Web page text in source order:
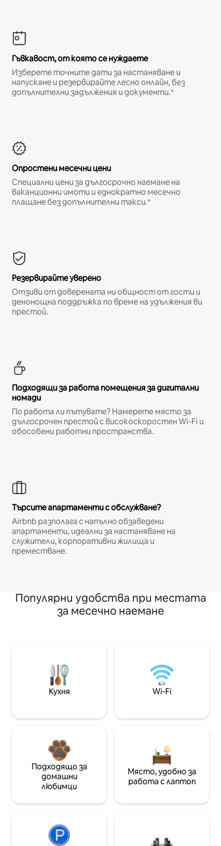
Гъвкавост, от която се нуждаете
Изберете точните дати за настаняване и
напускане и резервирайте лесно онлайн, без
допълнителни задължения и документи.*
Опростени месечни цени
Специални цени за дългосрочно наемане на
ваканционни имоти и еднократно месечно
плащане без допълнителни такси.*
Резервирайте уверено
Отзиви от доверената ни общност от гости и
денонощна поддръжка по време на удължения ви
престой.
Подходящи за работа помещения за дигитални
номади
По работа ли пътувате? Намерете място за
дългосрочен престой с високоскоростен Wi-Fi и
обособени работни пространства.
Търсите апартаменти с обслужване?
Airbnb разполага с напълно обзаведени
апартаменти, идеални за настаняване на
служители, корпоративни жилища и
преместване.
Популярни удобства при местата
за месечно наемане
Кухня Wi-Fi
Подходящо за
домашни
любимци
Място, удобно за
работа с лаптоп